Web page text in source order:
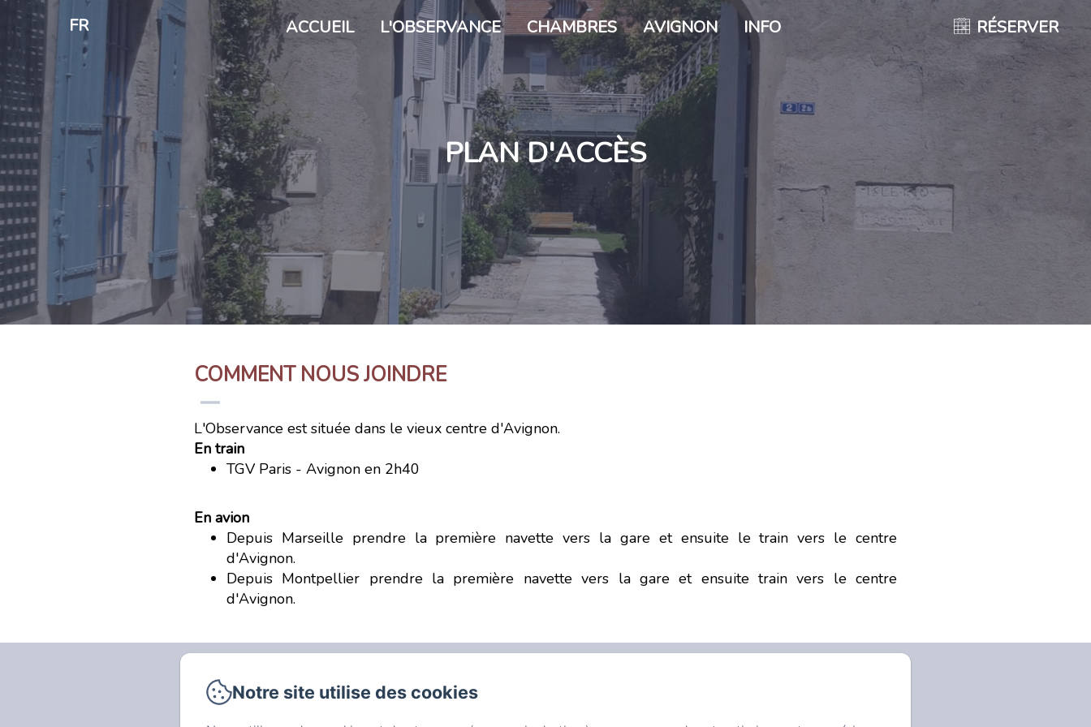
FR ACCUEIL L'OBSERVANCE CHAMBRES AVIGNON INFO RÉSERVER
PLAN D'ACCÈS
COMMENT NOUS JOINDRE
L'Observance est située dans le vieux centre d'Avignon.
En train
TGV Paris - Avignon en 2h40
En avion
Depuis Marseille prendre la première navette vers la gare et ensuite le train vers le centre
d'Avignon.
Depuis Montpellier prendre la première navette vers la gare et ensuite train vers le centre
d'Avignon.
2 - 2 Bis rue de l'Observance, Avignon
Notre site utilise des cookies